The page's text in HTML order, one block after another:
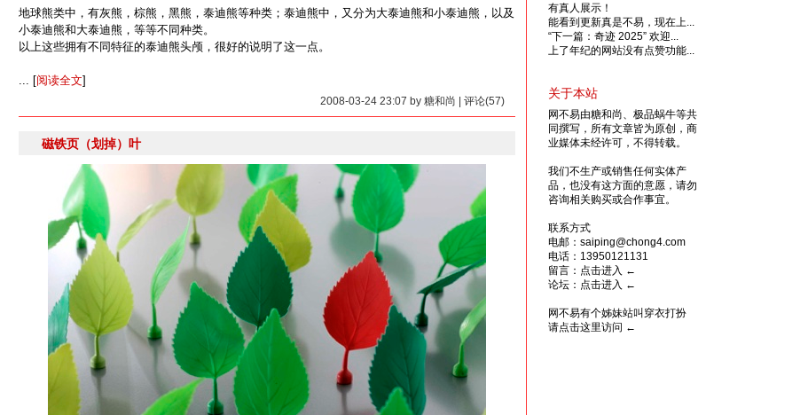
地球熊类中，有灰熊，棕熊，黑熊，泰迪熊等种类；泰迪熊中，又分为大泰迪熊和小泰迪熊，以及
小泰迪熊和大泰迪熊，等等不同种类。
以上这些拥有不同特征的泰迪熊头颅，很好的说明了这一点。
... [阅读全文]
2008-03-24 23:07 by 糖和尚 | 评论(57)
磁铁页（划掉）叶
有真人展示！
能看到更新真是不易，现在上...
“下一篇：奇迹 2025” 欢迎...
上了年纪的网站没有点赞功能...
关于本站
网不易由糖和尚、极品蜗牛等共
同撰写，所有文章皆为原创，商
业媒体未经许可，不得转载。
我们不生产或销售任何实体产
品，也没有这方面的意愿，请勿
咨询相关购买或合作事宜。
联系方式
电邮：saiping@chong4.com
电话：13950121131
留言： 点击进入 ←
论坛： 点击进入 ←
网不易有个姊妹站叫穿衣打扮
请点击这里访问 ←